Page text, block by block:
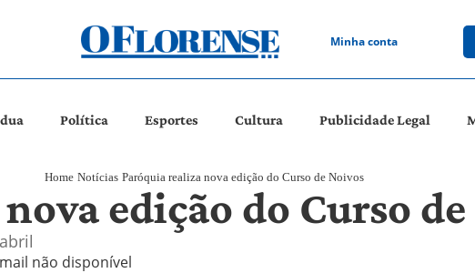
Minha conta
Política Esportes Cultura Publicidade Legal
Home Notícias Paróquia realiza nova edição do Curso de Noivos
edição do Curso
não disponível